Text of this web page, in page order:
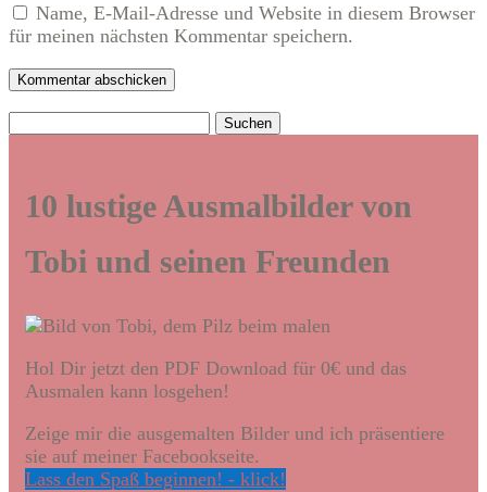
Name, E-Mail-Adresse und Website in diesem Browser
für meinen nächsten Kommentar speichern.
Kommentar abschicken
Suchen
10 lustige Ausmalbilder von
Tobi und seinen Freunden
Hol Dir jetzt den PDF Download für 0€ und das
Ausmalen kann losgehen!
Zeige mir die ausgemalten Bilder und ich präsentiere
sie auf meiner Facebookseite.
Lass den Spaß beginnen! - klick!